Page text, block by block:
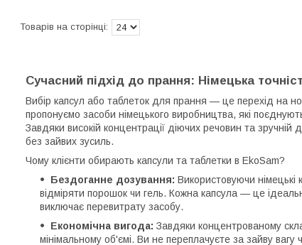
Сучасний підхід до прання: Німецька
Вибір капсул або таблеток для прання — це перехід на
пропонуємо засоби німецького виробництва, які
Завдяки високій концентрації діючих речовин та
без зайвих зусиль.
Чому клієнти обирають капсули та таблетки в EkoSam?
Бездоганне дозування: Використовуючи німецькі
відміряти порошок чи гель. Кожна капсула — це
виключає перевитрату засобу.
Економічна вигода: Завдяки концентрованому
мінімальному об'ємі. Ви не переплачуєте за зайву